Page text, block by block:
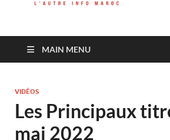
MAIN MENU
VIDÉOS
Les Principaux
mai 2022